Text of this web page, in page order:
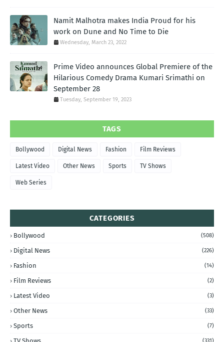
Namit Malhotra makes India Proud for his
work on Dune and No Time to Die
Wednesday, March 23, 2022
Prime Video announces Global Premiere of the
Hilarious Comedy Drama Kumari Srimathi on
September 28
Tuesday, September 19, 2023
TAGS
Bollywood Digital News Fashion Film Reviews
Latest Video Other News Sports TV Shows
Web Series
CATEGORIES
Bollywood (508)
Digital News (226)
Fashion (14)
Film Reviews (2)
Latest Video (3)
Other News (33)
Sports (7)